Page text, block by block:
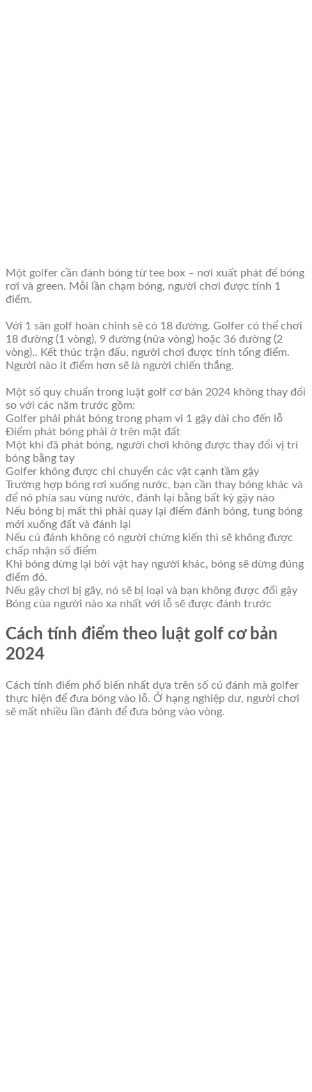
Một golfer cần đánh bóng từ tee box – nơi xuất phát để bóng
rơi và green. Mỗi lần chạm bóng, người chơi được tính 1
điểm.
Với 1 sân golf hoàn chỉnh sẽ có 18 đường. Golfer có thể chơi
18 đường (1 vòng), 9 đường (nửa vòng) hoặc 36 đường (2
vòng).. Kết thúc trận đấu, người chơi được tính tổng điểm.
Người nào ít điểm hơn sẽ là người chiến thắng.
Một số quy chuẩn trong luật golf cơ bản 2024 không thay đổi
so với các năm trước gồm:
Golfer phải phát bóng trong phạm vi 1 gậy dài cho đến lỗ
Điểm phát bóng phải ở trên mặt đất
Một khi đã phát bóng, người chơi không được thay đổi vị trí
bóng bằng tay
Golfer không được chi chuyển các vật cạnh tầm gậy
Trường hợp bóng rơi xuống nước, bạn cần thay bóng khác và
để nó phía sau vùng nước, đánh lại bằng bất kỳ gậy nào
Nếu bóng bị mất thì phải quay lại điểm đánh bóng, tung bóng
mới xuống đất và đánh lại
Nếu cú đánh không có người chứng kiến thì sẽ không được
chấp nhận số điểm
Khi bóng dừng lại bởi vật hay người khác, bóng sẽ dừng đúng
điểm đó.
Nếu gậy chơi bị gãy, nó sẽ bị loại và bạn không được đổi gậy
Bóng của người nào xa nhất với lỗ sẽ được đánh trước
Cách tính điểm theo luật golf cơ bản
2024
Cách tính điểm phổ biến nhất dựa trên số cú đánh mà golfer
thực hiện để đưa bóng vào lỗ. Ở hạng nghiệp dư, người chơi
sẽ mất nhiều lần đánh để đưa bóng vào vòng.